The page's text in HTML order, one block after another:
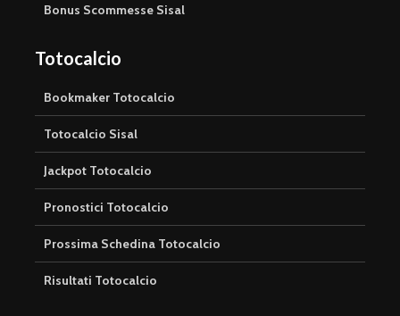
Bonus Scommesse Sisal
Totocalcio
Bookmaker Totocalcio
Totocalcio Sisal
Jackpot Totocalcio
Pronostici Totocalcio
Prossima Schedina Totocalcio
Risultati Totocalcio